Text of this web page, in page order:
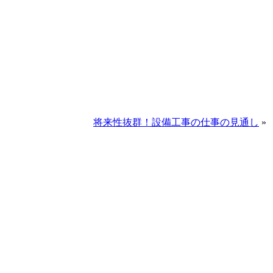
将来性抜群！設備工事の仕事の見通し »